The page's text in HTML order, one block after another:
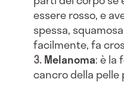
essere rosso, e
spessa,
facilmente, fa
Melanoma: è la
cancro della